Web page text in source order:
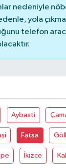
nedeniyle
yola
telefon
Aybasti
Fatsa
İkizce